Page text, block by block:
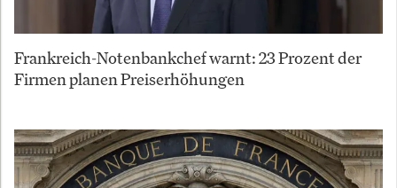
Frankreich-Notenbankchef warnt: 23 Prozent der
Firmen planen Preiserhöhungen